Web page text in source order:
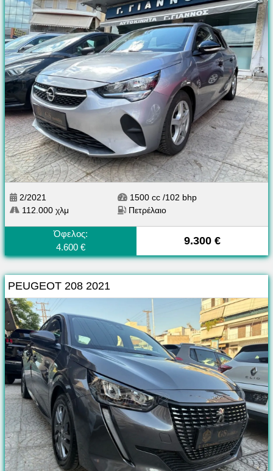
2/2021
112.000 χλμ
1500 cc /102 bhp
Πετρέλαιο
Όφελος:
4.600 €
9.300 €
PEUGEOT 208 2021